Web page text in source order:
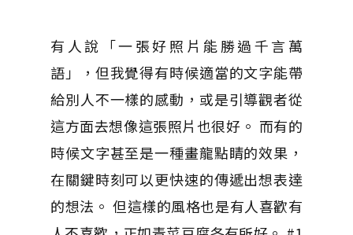
有人說「一張好照片能勝過千言萬
語」，但我覺得有時候適當的文字能帶
給別人不一樣的感動，或是引導觀者從
這方面去想像這張照片也很好。 而有的
時候文字甚至是一種畫龍點睛的效果，
在關鍵時刻可以更快速的傳遞出想表達
的想法。 但這樣的風格也是有人喜歡有